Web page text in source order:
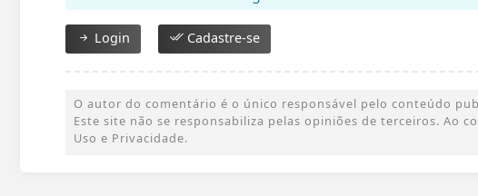
Login Cadastre-se
O autor do comentário é o único responsável pelo conteúdo
Este site não se responsabiliza pelas opiniões de terceiros. Ao
Uso e Privacidade.